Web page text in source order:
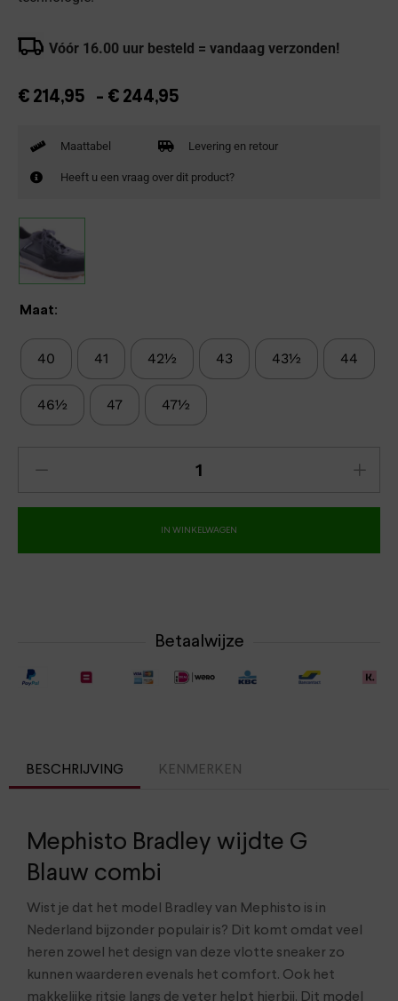
Vóór 16.00 uur besteld = vandaag verzonden!
€ 214,95 - € 244,95
Maattabel Levering en retour
Heeft u een vraag over dit product?
Maat:
40 41 42½ 43 43½ 44
46½ 47 47½
IN WINKELWAGEN
Betaalwijze
BESCHRIJVING KENMERKEN
Mephisto Bradley wijdte G
Blauw combi
Wist je dat het model Bradley van Mephisto is in
Nederland bijzonder populair is? Dit komt omdat veel
heren zowel het design van deze vlotte sneaker zo
kunnen waarderen evenals het comfort. Ook het
makkelijke ritsje langs de veter helpt hierbij. Dit model